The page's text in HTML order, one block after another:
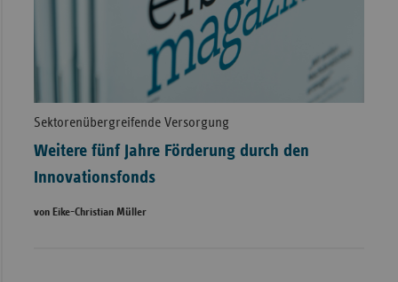
Sektorenübergreifende Versorgung
Weitere fünf Jahre Förderung durch den
Innovationsfonds
von Eike-Christian Müller